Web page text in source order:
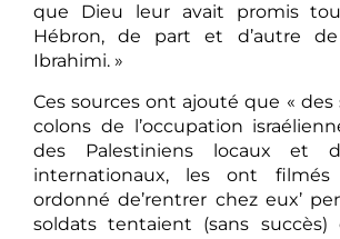
que Dieu leur avait promis
Hébron, de part et d’autre
Ibrahimi. »
Ces sources ont ajouté que «
colons de l’occupation
des Palestiniens locaux et
internationaux, les ont
ordonné de’rentrer chez eux’
soldats tentaient (sans succès)